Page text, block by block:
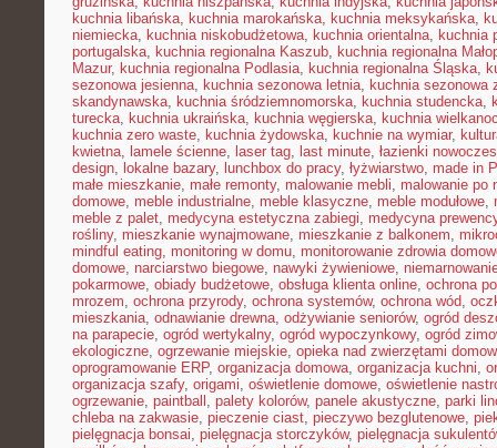
kuchnia libańska, kuchnia marokańska, kuchnia meksykańska,
niemiecka, kuchnia niskobudżetowa, kuchnia orientalna, kuchnia
portugalska, kuchnia regionalna Kaszub, kuchnia regionalna
Mazur, kuchnia regionalna Podlasia, kuchnia regionalna Śląska,
sezonowa jesienna, kuchnia sezonowa letnia, kuchnia sezonowa
skandynawska, kuchnia śródziemnomorska, kuchnia studencka,
turecka, kuchnia ukraińska, kuchnia węgierska, kuchnia
kuchnia zero waste, kuchnia żydowska, kuchnie na wymiar,
kwietna, lamele ścienne, laser tag, last minute, łazienki
design, lokalne bazary, lunchbox do pracy, łyżwiarstwo, made in
małe mieszkanie, małe remonty, malowanie mebli, malowanie po
domowe, meble industrialne, meble klasyczne, meble modułowe,
meble z palet, medycyna estetyczna zabiegi, medycyna
rośliny, mieszkanie wynajmowane, mieszkanie z balkonem,
mindful eating, monitoring w domu, monitorowanie zdrowia
domowe, narciarstwo biegowe, nawyki żywieniowe,
pokarmowe, obiady budżetowe, obsługa klienta online, ochrona
mrozem, ochrona przyrody, ochrona systemów, ochrona wód,
mieszkania, odnawianie drewna, odżywianie seniorów, ogród
na parapecie, ogród wertykalny, ogród wypoczynkowy, ogród
ekologiczne, ogrzewanie miejskie, opieka nad zwierzętami
oprogramowanie ERP, organizacja domowa, organizacja kuchni,
organizacja szafy, origami, oświetlenie domowe, oświetlenie
ogrzewanie, paintball , palety kolorów, panele akustyczne, parki
chleba na zakwasie, pieczenie ciast, pieczywo bezglutenowe,
pielęgnacja bonsai, pielęgnacja storczyków, pielęgnacja